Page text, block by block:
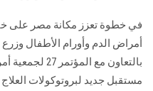
في خطوة تعزز مكانة مصر على
بالتعاون مع
مستقبل جديد لبروتوكولات